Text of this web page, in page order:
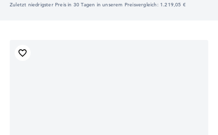
Zuletzt niedrigster Preis in 30 Tagen in unserem Preisvergleich: 1.219,05 €